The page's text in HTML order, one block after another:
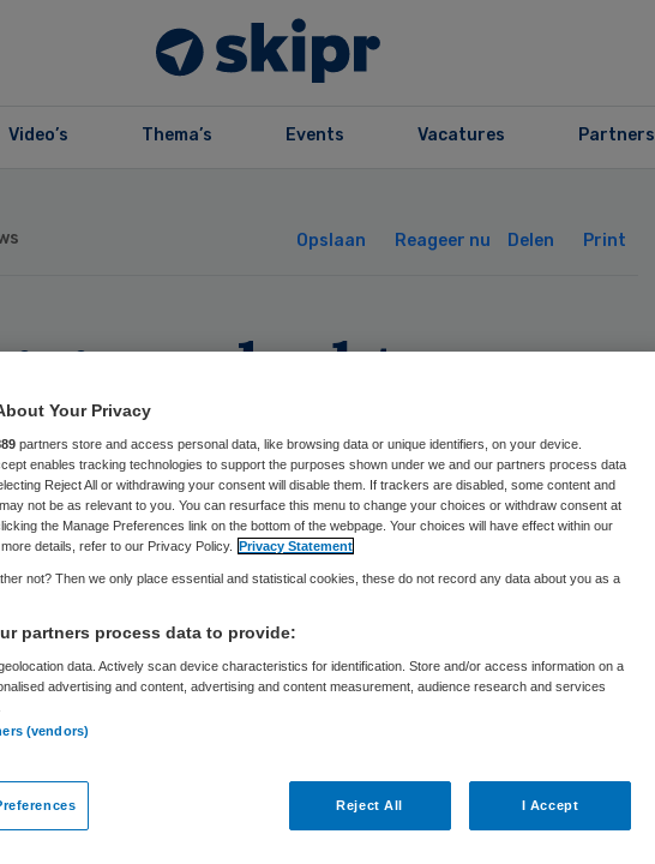
Video’s Thema’s Events Vacatures Partners
Opslaan Reageer nu Delen Print
geen deal tussen
en
verzekeraars kunnen nog niet zeggen met welke
procent van de ziekenhuizen gecontracteerd, Achmea
Your Privacy
partners store and access personal data, like browsing data or unique identifiers, on your device.
enables tracking technologies to support the purposes shown under we and our partners process data
Reject All or withdrawing your consent will disable them. If trackers are disabled, some content and
not be as relevant to you. You can resurface this menu to change your choices or withdraw consent at
the Manage Preferences link on the bottom of the webpage. Your choices will have effect within our
details, refer to our Privacy Policy. Privacy Statement
not? Then we only place essential and statistical cookies, these do not record any data about you as a
partners process data to provide:
data. Actively scan device characteristics for identification. Store and/or access information on a
advertising and content, advertising and content measurement, audience research and services
(vendors)
Reject All I Accept